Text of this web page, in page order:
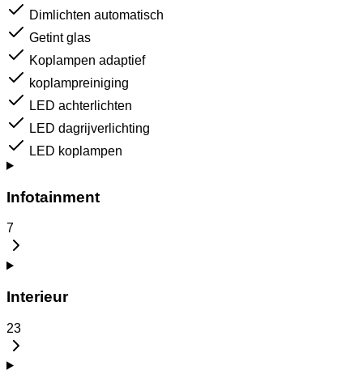
Dimlichten automatisch
Getint glas
Koplampen adaptief
koplampreiniging
LED achterlichten
LED dagrijverlichting
LED koplampen
Infotainment
7
Interieur
23